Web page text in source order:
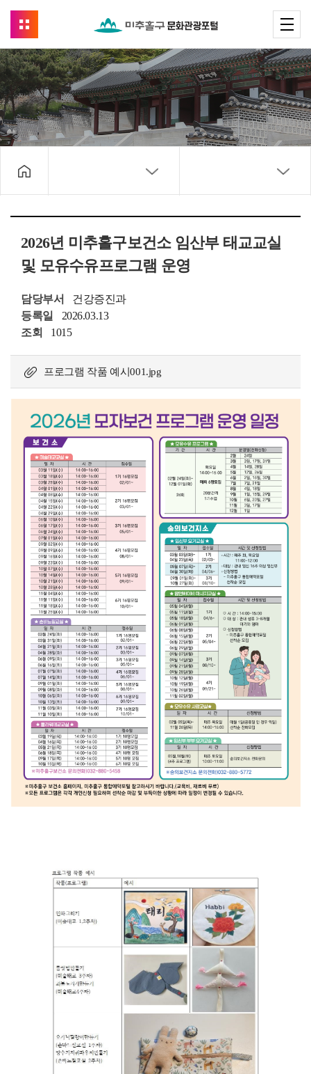
2026년 미추홀구보건소 임산부 태교교실
및 모유수유프로그램 운영
담당부서
건강증진과
등록일
2026.03.13
조회
1015
프로그램 작품 예시001.jpg